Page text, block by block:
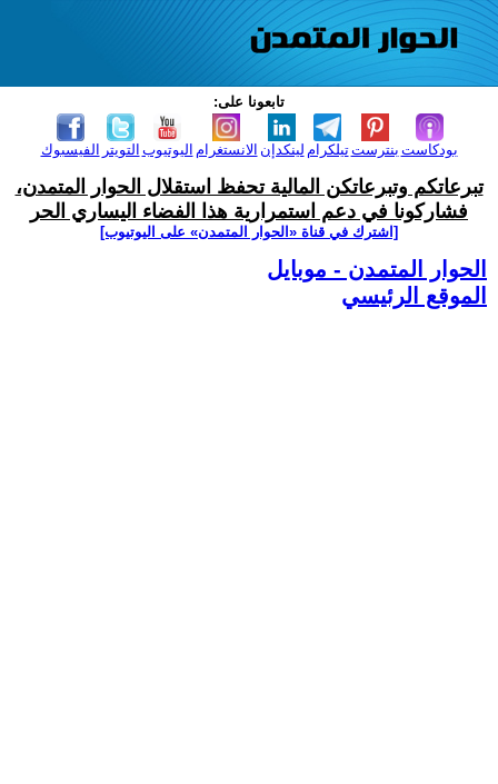
تابعونا على:
الفيسبوك التويتر اليوتيوب الانستغرام لينكدإن تيلكرامبنترست بودكاست
تبرعاتكم وتبرعاتكن المالية تحفظ استقلال الحوار المتمدن،
فشاركونا في دعم استمرارية هذا الفضاء اليساري الحر
[اشترك في قناة ‫«الحوار المتمدن» على اليوتيوب]
الحوار المتمدن - موبايل
الموقع الرئيسي